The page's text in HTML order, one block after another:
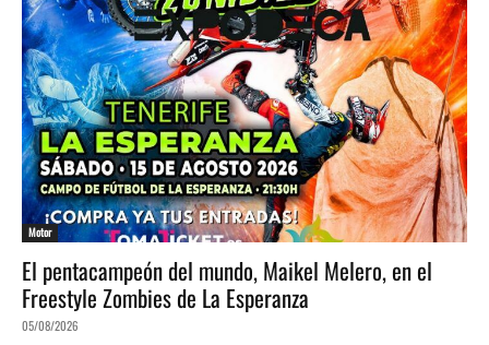
Motor
El pentacampeón del mundo, Maikel Melero, en el
Freestyle Zombies de La Esperanza
05/08/2026